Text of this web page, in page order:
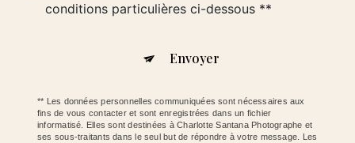
conditions particulières ci-dessous **
Envoyer
** Les données personnelles communiquées sont nécessaires aux
fins de vous contacter et sont enregistrées dans un fichier
informatisé. Elles sont destinées à Charlotte Santana Photographe et
ses sous-traitants dans le seul but de répondre à votre message. Les